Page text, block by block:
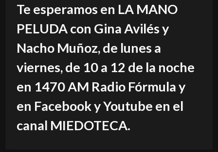
Te esperamos en LA MANO
PELUDA con Gina Avilés y
Nacho Muñoz, de lunes a
viernes, de 10 a 12 de la noche
en 1470 AM Radio Fórmula y
en Facebook y Youtube en el
canal MIEDOTECA.